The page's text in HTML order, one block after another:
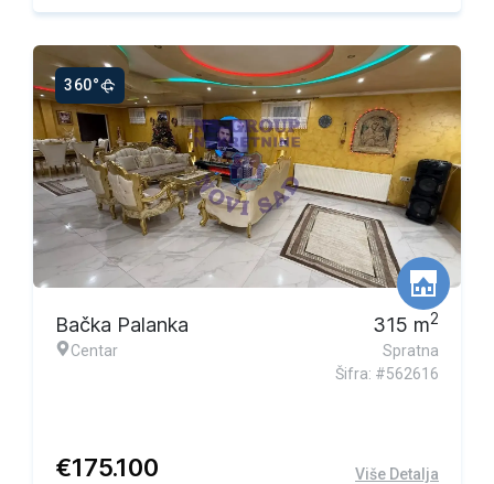
360°
Bačka Palanka
Centar
315 m2
Spratna
Šifra: #562616
€175.100 Više Detalja